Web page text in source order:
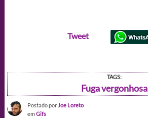
Tweet
TAGS:
Fuga vergonhosa
Postado por Joe Loreto
emGifs